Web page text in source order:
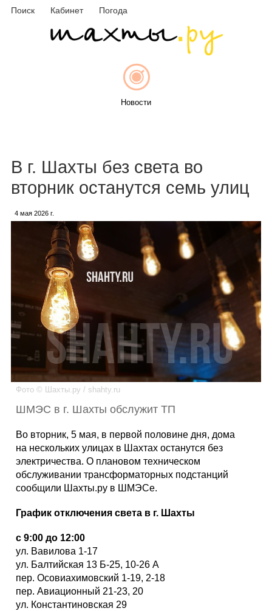
Поиск Кабинет Погода
Новости
Каталог
Карты
В г. Шахты без света во
вторник останутся семь улиц
4 мая 2026 г.
Фото © Шахты.ру / shahty.ru
ШМЭС в г. Шахты обслужит ТП
Во вторник, 5 мая, в первой половине дня, дома
на нескольких улицах в Шахтах останутся без
электричества. О плановом техническом
обслуживании трансформаторных подстанций
сообщили Шахты.ру в ШМЭСе.
График отключения света в г. Шахты
с 9:00 до 12:00
ул. Вавилова 1-17
ул. Балтийская 13 Б-25, 10-26 А
пер. Осовиахимовский 1-19, 2-18
пер. Авиационный 21-23, 20
ул. Константиновская 29